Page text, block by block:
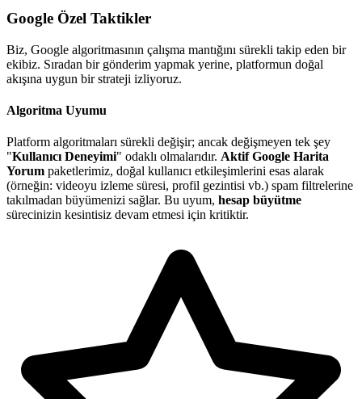
Google Özel Taktikler
Biz, Google algoritmasının çalışma mantığını sürekli takip eden bir
ekibiz. Sıradan bir gönderim yapmak yerine, platformun doğal
akışına uygun bir strateji izliyoruz.
Algoritma Uyumu
Platform algoritmaları sürekli değişir; ancak değişmeyen tek şey
"Kullanıcı Deneyimi" odaklı olmalarıdır. Aktif Google Harita
Yorum paketlerimiz, doğal kullanıcı etkileşimlerini esas alarak
(örneğin: videoyu izleme süresi, profil gezintisi vb.) spam filtrelerine
takılmadan büyümenizi sağlar. Bu uyum, hesap büyütme
sürecinizin kesintisiz devam etmesi için kritiktir.